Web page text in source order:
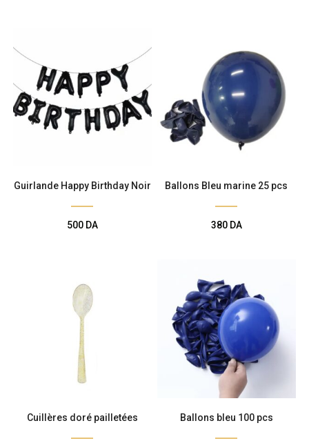
Guirlande Happy Birthday Noir
500 DA
Ballons Bleu marine 25 pcs
380 DA
Cuillères doré pailletées Ballons bleu 100 pcs